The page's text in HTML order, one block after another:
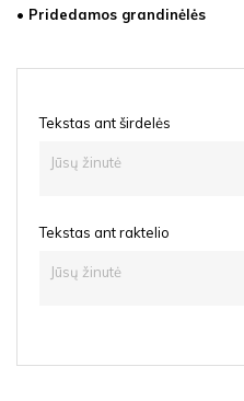
• Pridedamos grandinėlės
Tekstas ant širdelės
Tekstas ant raktelio